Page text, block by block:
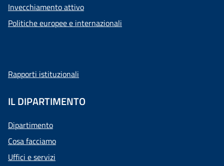
Invecchiamento attivo
Politiche europee e internazionali
Rapporti istituzionali
IL DIPARTIMENTO
Dipartimento
Cosa facciamo
Uffici e servizi